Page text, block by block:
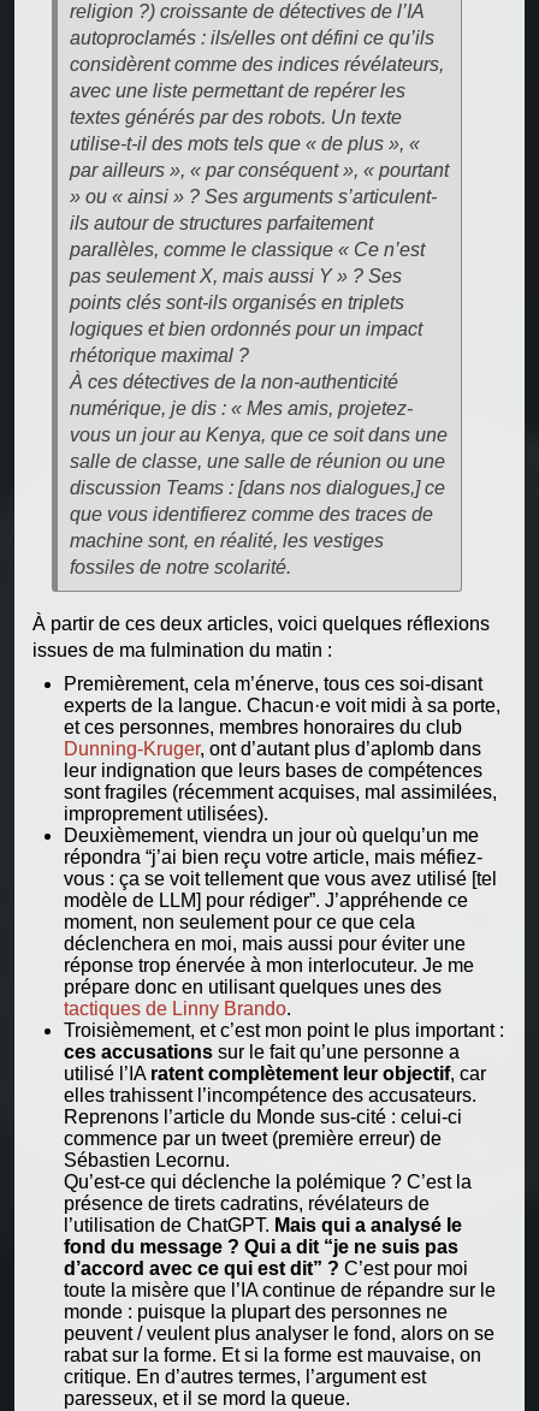
religion ?) croissante de détectives de l’IA
autoproclamés : ils/elles ont défini ce qu’ils
considèrent comme des indices révélateurs,
avec une liste permettant de repérer les
textes générés par des robots. Un texte
utilise-t-il des mots tels que « de plus », «
par ailleurs », « par conséquent », « pourtant
» ou « ainsi » ? Ses arguments s’articulent-
ils autour de structures parfaitement
parallèles, comme le classique « Ce n’est
pas seulement X, mais aussi Y » ? Ses
points clés sont-ils organisés en triplets
logiques et bien ordonnés pour un impact
rhétorique maximal ?
À ces détectives de la non-authenticité
numérique, je dis : « Mes amis, projetez-
vous un jour au Kenya, que ce soit dans une
salle de classe, une salle de réunion ou une
discussion Teams : [dans nos dialogues,] ce
que vous identifierez comme des traces de
machine sont, en réalité, les vestiges
fossiles de notre scolarité.
À partir de ces deux articles, voici quelques réflexions
issues de ma fulmination du matin :
Premièrement, cela m’énerve, tous ces soi-disant
experts de la langue. Chacun·e voit midi à sa porte,
et ces personnes, membres honoraires du club
Dunning-Kruger, ont d’autant plus d’aplomb dans
leur indignation que leurs bases de compétences
sont fragiles (récemment acquises, mal assimilées,
improprement utilisées).
Deuxièmement, viendra un jour où quelqu’un me
répondra “j’ai bien reçu votre article, mais méfiez-
vous : ça se voit tellement que vous avez utilisé [tel
modèle de LLM] pour rédiger”. J’appréhende ce
moment, non seulement pour ce que cela
déclenchera en moi, mais aussi pour éviter une
réponse trop énervée à mon interlocuteur. Je me
prépare donc en utilisant quelques unes des
tactiques de Linny Brando.
Troisièmement, et c’est mon point le plus important :
ces accusationssur le fait qu’une personne a
utilisé l’IA ratent complètement leur objectif, car
elles trahissent l’incompétence des accusateurs.
Reprenons l’article du Monde sus-cité : celui-ci
commence par un tweet (première erreur) de
Sébastien Lecornu.
Qu’est-ce qui déclenche la polémique ? C’est la
présence de tirets cadratins, révélateurs de
l’utilisation de ChatGPT. Mais qui a analysé le
fond du message ? Qui a dit “je ne suis pas
d’accord avec ce qui est dit” ? C’est pour moi
toute la misère que l’IA continue de répandre sur le
monde : puisque la plupart des personnes ne
peuvent / veulent plus analyser le fond, alors on se
rabat sur la forme. Et si la forme est mauvaise, on
critique. En d’autres termes, l’argument est
paresseux, et il se mord la queue.